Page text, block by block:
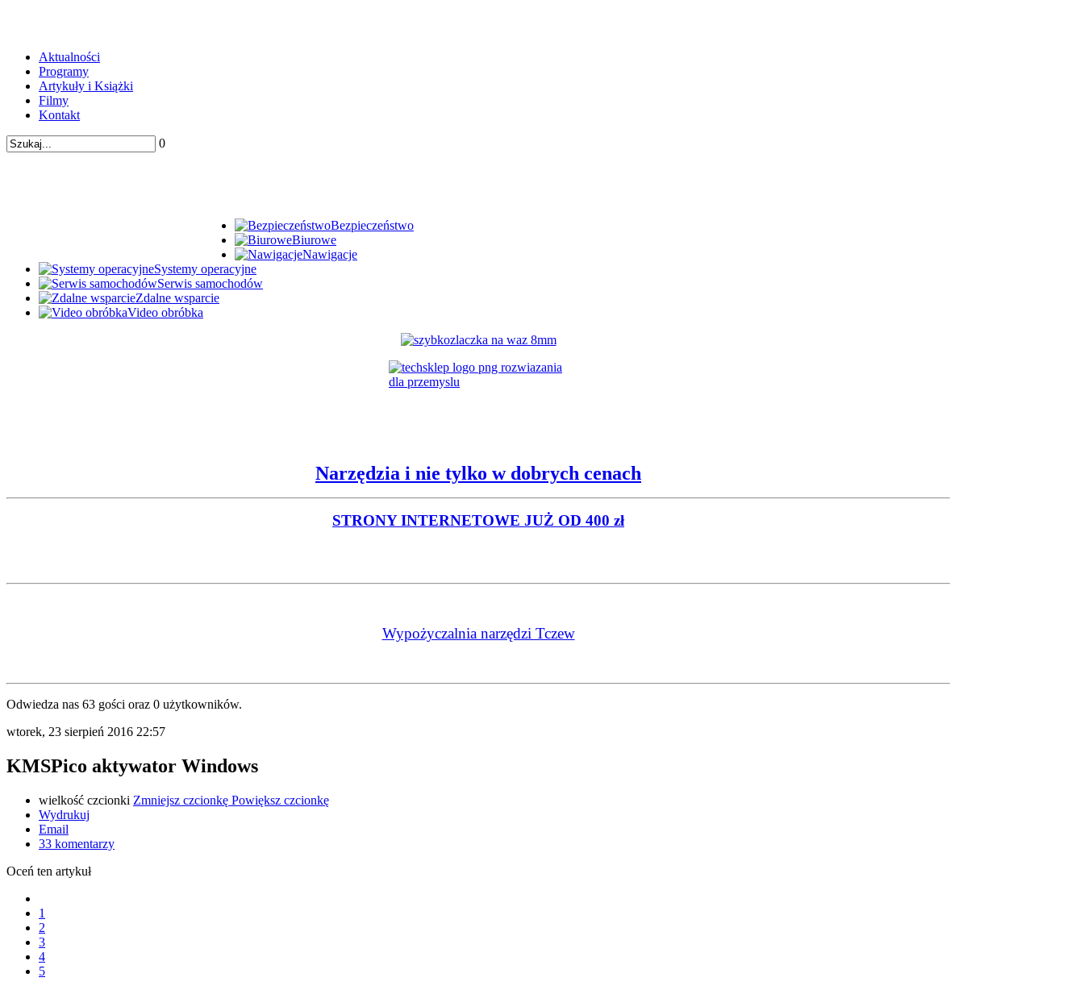
Aktualności
Programy
Artykuły i Książki
Filmy
Kontakt
0
Bezpieczeństwo
Biurowe
Nawigacje
Systemy operacyjne
Serwis samochodów
Zdalne wsparcie
Video obróbka
Narzędzia i nie tylko w dobrych cenach
STRONY INTERNETOWE JUŻ OD 400 zł
Wypożyczalnia narzędzi Tczew
Odwiedza nas 63 gości oraz 0 użytkowników.
wtorek, 23 sierpień 2016 22:57
KMSPico aktywator Windows
wielkość czcionki Zmniejsz czcionkę Powiększ czcionkę
Wydrukuj
Email
33 komentarzy
Oceń ten artykuł
1
2
3
4
5